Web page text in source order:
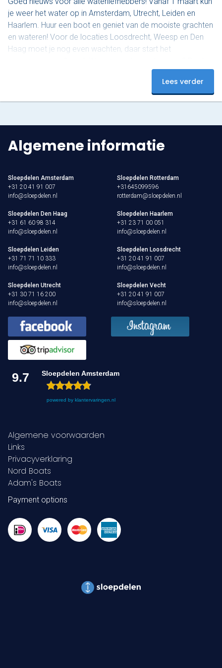
je weer het water op in Amsterdam, Utrecht, Leiden en
Haarlem. Huur een boot en geniet van de mooiste grachten
en wateren! Voor de locaties Loosdrecht, Weesp en Den
Haag moet je nog even wachten, daar start het
nu en beleef een onvergetelijke start van het seizoen!
Lees verder
Algemene informatie
Sloepdelen Amsterdam
+31 20 41 91 007
info@sloepdelen.nl
Sloepdelen Rotterdam
+31645099596
rotterdam@sloepdelen.nl
Sloepdelen Den Haag
+31 61 60 98 314
info@sloepdelen.nl
Sloepdelen Haarlem
+31 23 71 00 051
info@sloepdelen.nl
Sloepdelen Leiden
+31 71 71 10 333
info@sloepdelen.nl
Sloepdelen Loosdrecht
+31 20 41 91 007
info@sloepdelen.nl
Sloepdelen Utrecht
+31 30 71 16 200
info@sloepdelen.nl
Sloepdelen Vecht
+31 20 41 91 007
info@sloepdelen.nl
9.7 Sloepdelen Amsterdam
powered by klantervaringen.nl
Algemene voorwaarden
Links
Privacyverklaring
Nord Boats
Adam's Boats
Payment options